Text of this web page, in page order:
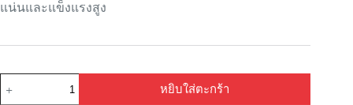
แน่นและแข็งแรงสูง
หยิบใส่ตะกร้า